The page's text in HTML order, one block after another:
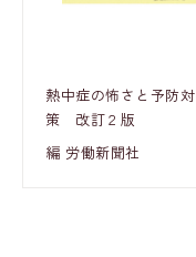
熱中症の怖さと予防対
策 改訂２版
編 労働新聞社